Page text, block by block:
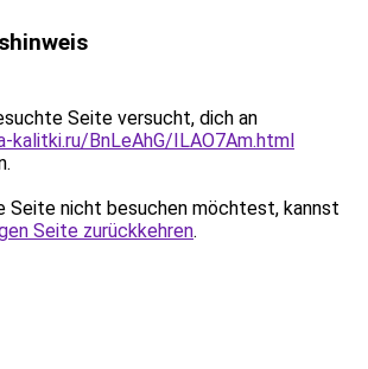
Seite versucht, dich an
BnLeAhG/ILAO7Am.html
Seite nicht besuchen möchtest, kannst
Seite zurückkehren.